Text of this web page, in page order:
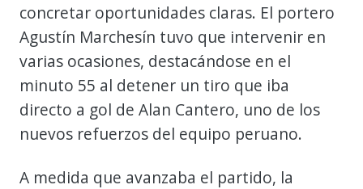
concretar oportunidades claras. El portero
Agustín Marchesín tuvo que intervenir en
varias ocasiones, destacándose en el
minuto 55 al detener un tiro que iba
directo a gol de Alan Cantero, uno de los
nuevos refuerzos del equipo peruano.
A medida que avanzaba el partido, la